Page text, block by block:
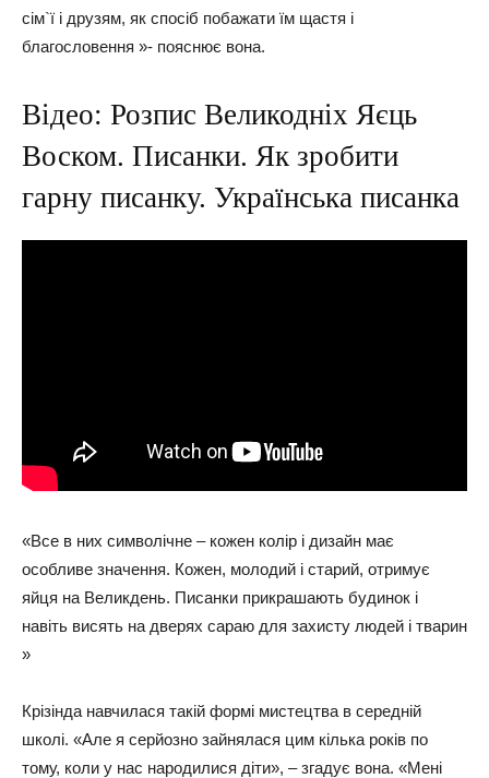
сім`ї і друзям, як спосіб побажати їм щастя і
благословення »- пояснює вона.
Відео: Розпис Великодніх Яєць
Воском. Писанки. Як зробити
гарну писанку. Українська писанка
«Все в них символічне – кожен колір і дизайн має
особливе значення. Кожен, молодий і старий, отримує
яйця на Великдень. Писанки прикрашають будинок і
навіть висять на дверях сараю для захисту людей і тварин
»
Крізінда навчилася такій формі мистецтва в середній
школі. «Але я серйозно зайнялася цим кілька років по
тому, коли у нас народилися діти», – згадує вона. «Мені